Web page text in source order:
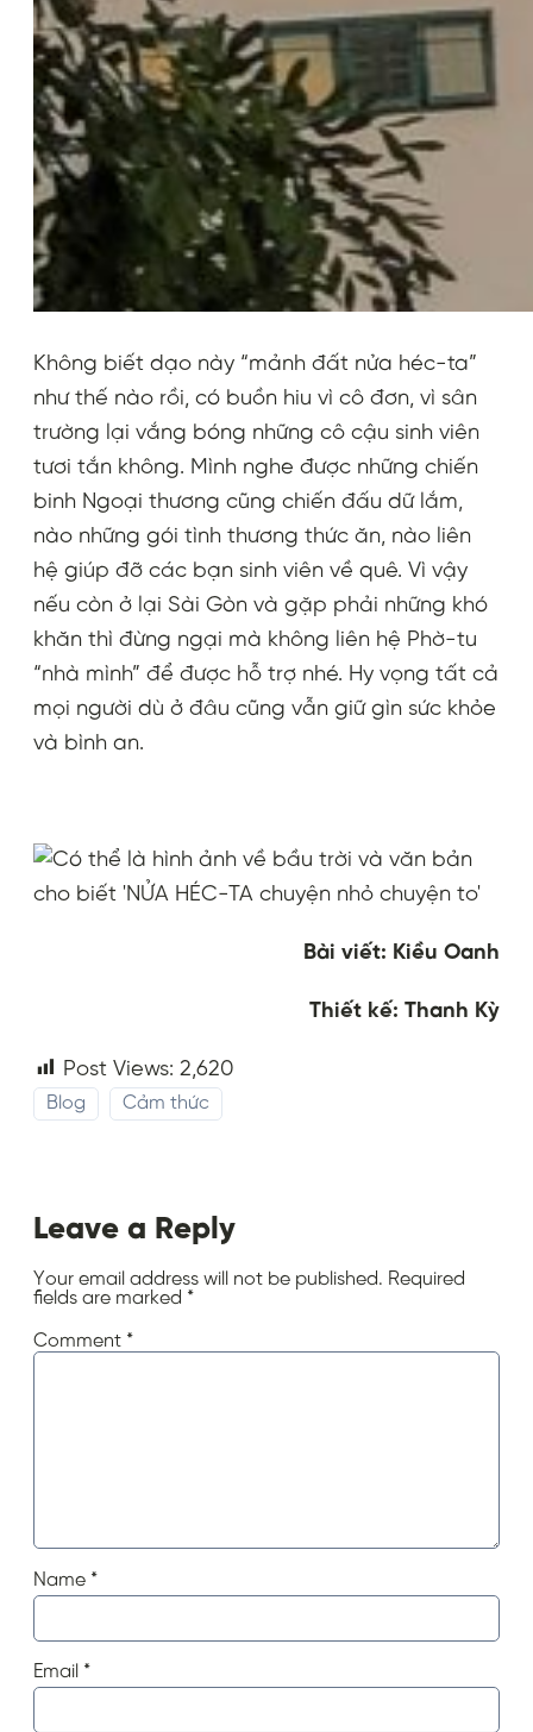
Không biết dạo này “mảnh đất nửa héc-ta”
như thế nào rồi, có buồn hiu vì cô đơn, vì sân
trường lại vắng bóng những cô cậu sinh viên
tươi tắn không. Mình nghe được những chiến
binh Ngoại thương cũng chiến đấu dữ lắm,
nào những gói tình thương thức ăn, nào liên
hệ giúp đỡ các bạn sinh viên về quê. Vì vậy
nếu còn ở lại Sài Gòn và gặp phải những khó
khăn thì đừng ngại mà không liên hệ Phờ-tu
“nhà mình” để được hỗ trợ nhé. Hy vọng tất cả
mọi người dù ở đâu cũng vẫn giữ gìn sức khỏe
và bình an.
Bài viết: Kiều Oanh
Thiết kế: Thanh Kỳ
Post Views: 2,620
Blog Cảm thức
Leave a Reply
Your email address will not be published. Required
fields are marked *
Comment *
Name *
Email *